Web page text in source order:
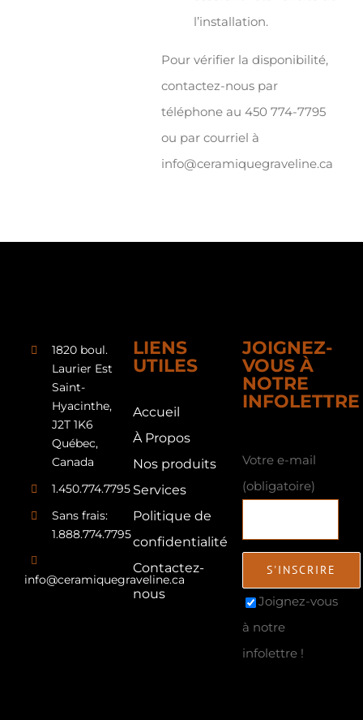
l’installation.
Pour vérifier la disponibilité,
contactez-nous par
téléphone au 450 774-7795
ou par courriel à
info@ceramiquegraveline.ca
1820 boul.
Laurier Est
Saint-
Hyacinthe,
J2T 1K6
Québec,
Canada
1.450.774.7795
Sans frais:
1.888.774.7795
info@ceramiquegraveline.ca
LIENS
UTILES
Accueil
À Propos
Nos produits
Services
Politique de
confidentialité
Contactez-
nous
JOIGNEZ-
VOUS À
NOTRE
INFOLETTRE
Votre e-mail
(obligatoire)
Joignez-vous
à notre
infolettre !